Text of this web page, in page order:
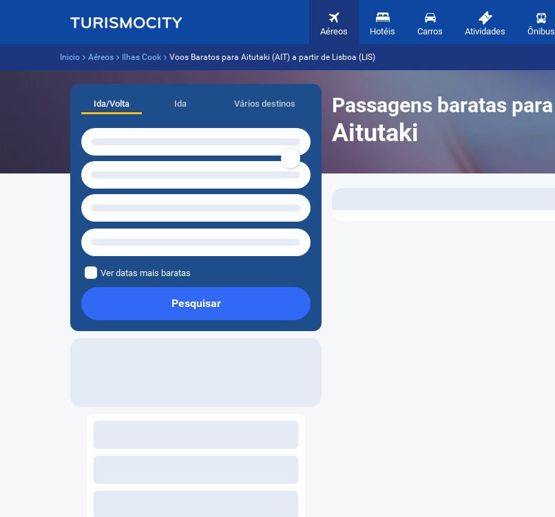
Aéreos Hotéis Carros Atividades Ônibus
Inicio Aéreos Ilhas Cook Voos Baratos para Aitutaki (AIT) a partir de Lisboa (LIS)
Passagens baratas para
Aitutaki
Ida/Volta Ida Vários destinos
Ver datas mais baratas
Pesquisar